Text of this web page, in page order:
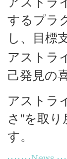
するプラ
し、目標
アストラ
己発見の
アストラ
さ”を取
す。